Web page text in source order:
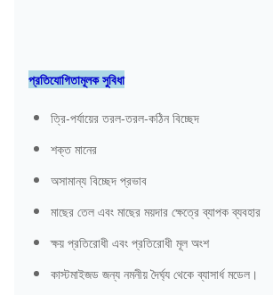
প্রতিযোগিতামূলক সুবিধা
ত্রি-পর্যায়ের তরল-তরল-কঠিন বিচ্ছেদ
শক্ত মানের
অসামান্য বিচ্ছেদ প্রভাব
মাছের তেল এবং মাছের ময়দার ক্ষেত্রে ব্যাপক ব্যবহার
ক্ষয় প্রতিরোধী এবং প্রতিরোধী মূল অংশ
কাস্টমাইজড জন্য নমনীয় দৈর্ঘ্য থেকে ব্যাসার্ধ মডেল।